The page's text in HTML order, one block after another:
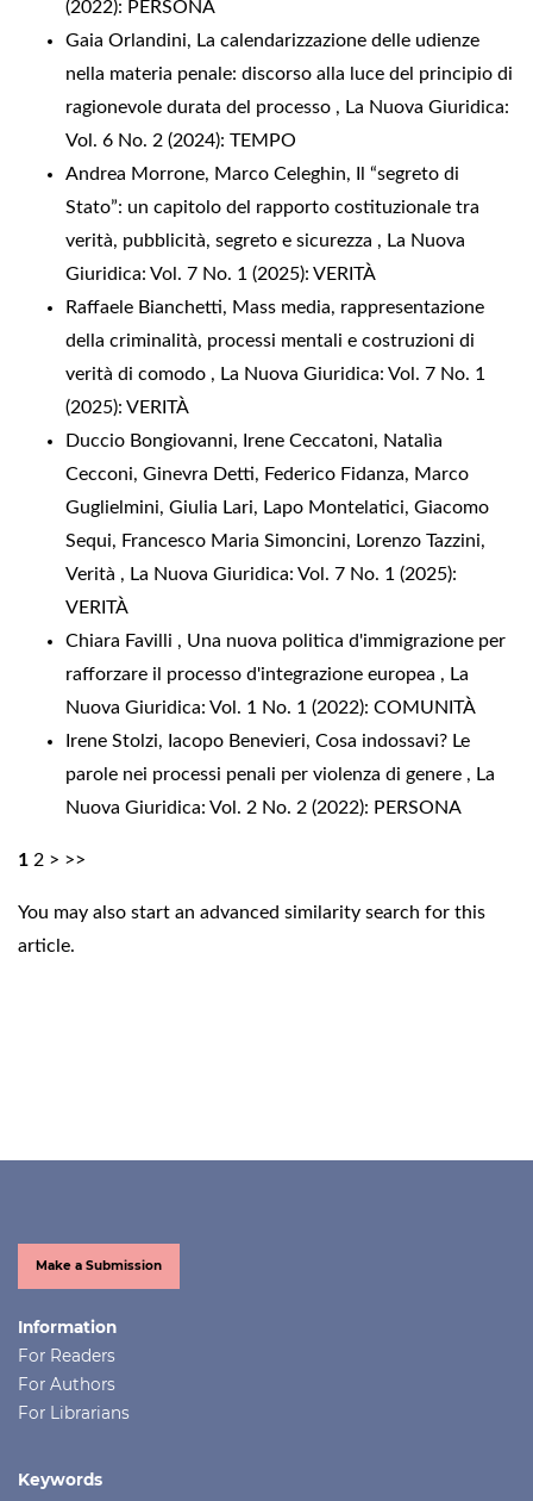
(2022): PERSONA
Gaia Orlandini, La calendarizzazione delle udienze
nella materia penale: discorso alla luce del principio di
ragionevole durata del processo , La Nuova Giuridica:
Vol. 6 No. 2 (2024): TEMPO
Andrea Morrone, Marco Celeghin,
Il “segreto di
Stato”: un capitolo del rapporto costituzionale tra
verità, pubblicità, segreto e sicurezza , La Nuova
Giuridica: Vol. 7 No. 1 (2025): VERITÀ
Raffaele Bianchetti, Mass media, rappresentazione
della criminalità, processi mentali e costruzioni di
verità di comodo , La Nuova Giuridica: Vol. 7 No. 1
(2025): VERITÀ
Duccio Bongiovanni, Irene Ceccatoni, Natalìa
Cecconi, Ginevra Detti, Federico Fidanza, Marco
Guglielmini, Giulia Lari, Lapo Montelatici, Giacomo
Sequi, Francesco Maria Simoncini, Lorenzo Tazzini,
Verità , La Nuova Giuridica: Vol. 7 No. 1 (2025):
VERITÀ
Chiara Favilli , Una nuova politica d'immigrazione per
rafforzare il processo d'integrazione europea , La
Nuova Giuridica: Vol. 1 No. 1 (2022): COMUNITÀ
Irene Stolzi, Iacopo Benevieri, Cosa indossavi? Le
parole nei processi penali per violenza di genere , La
Nuova Giuridica: Vol. 2 No. 2 (2022): PERSONA
1 2 > >>
You may also start an advanced similarity search for this
article.
Make a Submission
Information
For Readers
For Authors
For Librarians
Keywords